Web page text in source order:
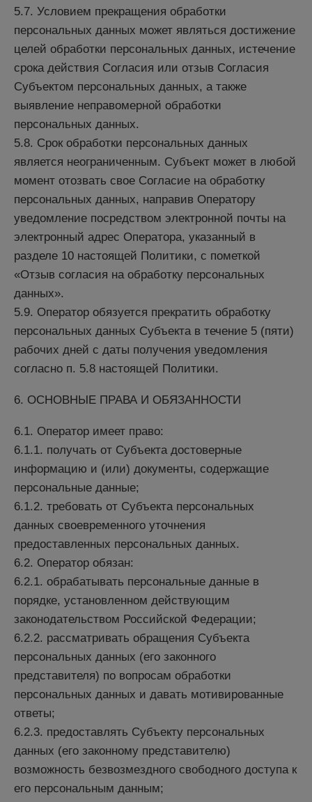
5.7. Условием прекращения обработки
персональных данных может являться достижение
целей обработки персональных данных, истечение
срока действия Согласия или отзыв Согласия
Субъектом персональных данных, а также
выявление неправомерной обработки
персональных данных.
5.8. Срок обработки персональных данных
является неограниченным. Субъект может в любой
момент отозвать свое Согласие на обработку
персональных данных, направив Оператору
уведомление посредством электронной почты на
электронный адрес Оператора, указанный в
разделе 10 настоящей Политики, с пометкой
«Отзыв согласия на обработку персональных
данных».
5.9. Оператор обязуется прекратить обработку
персональных данных Субъекта в течение 5 (пяти)
рабочих дней с даты получения уведомления
согласно п. 5.8 настоящей Политики.
6. ОСНОВНЫЕ ПРАВА И ОБЯЗАННОСТИ
6.1. Оператор имеет право:
6.1.1. получать от Субъекта достоверные
информацию и (или) документы, содержащие
персональные данные;
6.1.2. требовать от Субъекта персональных
данных своевременного уточнения
предоставленных персональных данных.
6.2. Оператор обязан:
6.2.1. обрабатывать персональные данные в
порядке, установленном действующим
законодательством Российской Федерации;
6.2.2. рассматривать обращения Субъекта
персональных данных (его законного
представителя) по вопросам обработки
персональных данных и давать мотивированные
ответы;
6.2.3. предоставлять Субъекту персональных
данных (его законному представителю)
возможность безвозмездного свободного доступа к
его персональным данным;